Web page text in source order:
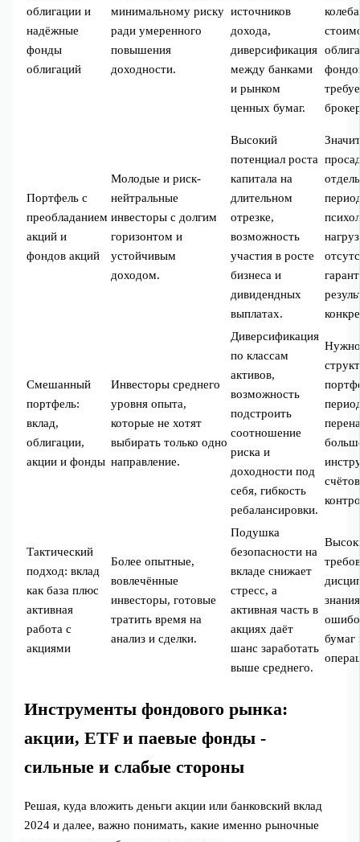
облигации и
надёжные
фонды
облигаций
минимальному риску
ради умеренного
повышения
доходности.
источников
дохода,
диверсификация
между банками
и рынком
ценных бумаг.
Портфель с
преобладанием
акций и
фондов акций
Молодые и риск-
нейтральные
инвесторы с долгим
горизонтом и
устойчивым
доходом.
Высокий
потенциал роста
капитала на
длительном
отрезке,
возможность
участия в росте
бизнеса и
дивидендных
выплатах.
Смешанный
портфель:
вклад,
облигации,
акции и фонды
Инвесторы среднего
уровня опыта,
которые не хотят
выбирать только одно
направление.
Диверсификация
по классам
активов,
возможность
подстроить
соотношение
риска и
доходности под
себя, гибкость
ребалансировки.
Нужно
Тактический
подход: вклад
как база плюс
активная
работа с
акциями
Более опытные,
вовлечённые
инвесторы, готовые
тратить время на
анализ и сделки.
Подушка
безопасности на
вкладе снижает
стресс, а
активная часть в
акциях даёт
шанс заработать
выше среднего.
бумаг
Инструменты фондового рынка:
акции, ETF и паевые фонды -
сильные и слабые стороны
Решая, куда вложить деньги акции или банковский вклад
2024 и далее, важно понимать, какие именно рыночные